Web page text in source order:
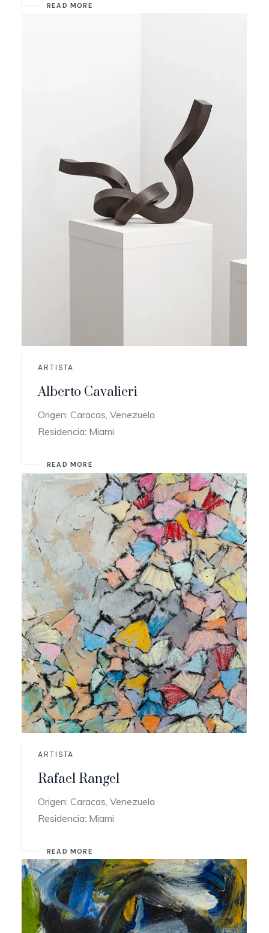
READ MORE
ARTISTA
Alberto Cavalieri
Origen: Caracas, Venezuela
Residencia: Miami
READ MORE
ARTISTA
Rafael Rangel
Origen: Caracas, Venezuela
Residencia: Miami
READ MORE